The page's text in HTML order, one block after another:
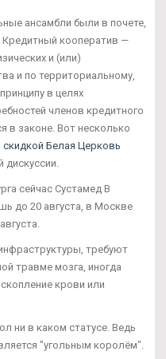
ансамбли были в почете,
кооператив —
и (или)
и по территориальному,
в целях
членов кредитного
в законе. Вот несколько
скидкой Белая Церковь
дискуссии.
сейчас Сустамед В
до 20 августа, в Москве
требуют
травме мозга, иногда
крови или
ни в каком статусе. Ведь
"угольным королём".